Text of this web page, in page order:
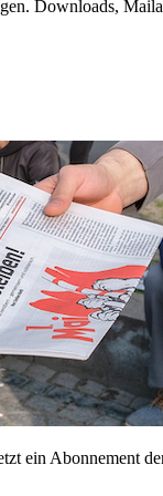
Downloads,
ein Abonnement